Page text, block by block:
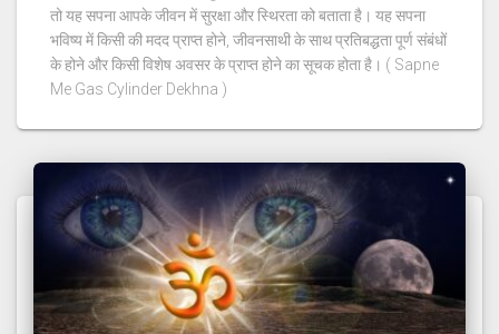
तो यह सपना आपके जीवन में सुरक्षा और स्थिरता को बताता है। यह सपना
भविष्य में किसी की मदद प्राप्त होने, जीवनसाथी के साथ प्रतिबद्धता पूर्ण संबंधों
के होने और किसी विशेष अवसर के प्राप्त होने का सूचक होता है। ( Sapne
Me Gas Cylinder Dekhna )